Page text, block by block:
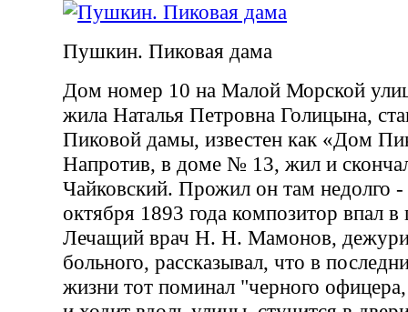
Пушкин. Пиковая дама
Дом номер 10 на Малой Морской
жила Наталья Петровна Голицына,
Пиковой дамы, известен как «Дом
Напротив, в доме № 13, жил и
Чайковский. Прожил он там недолго -
октября 1893 года композитор впал в
Лечащий врач Н. Н. Мамонов,
больного, рассказывал, что в
жизни тот поминал "черного